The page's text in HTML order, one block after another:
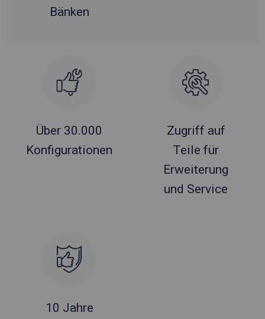
Bänken
Über 30.000
Konfigurationen
Zugriff auf
Teile für
Erweiterung
und Service
10 Jahre